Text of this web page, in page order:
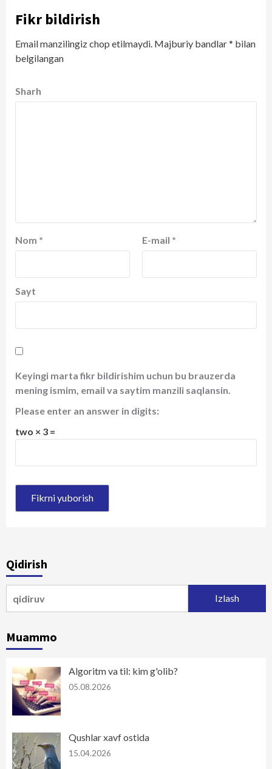
Fikr bildirish
Email manzilingiz chop etilmaydi. Majburiy bandlar* bilan
belgilangan
Sharh
Nom * E-mail *
Sayt
Keyingi marta fikr bildirishim uchun bu brauzerda
mening ismim, email va saytim manzili saqlansin.
Please enter an answer in digits:
two × 3 =
Qidirish
Muammo
Algoritm va til: kim g'olib?
05.08.2026
Qushlar xavf ostida
15.04.2026